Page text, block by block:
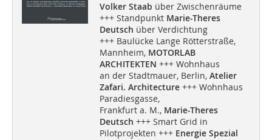
Volker Staab über Zwischenräume
+++ Standpunkt Marie-Theres
Deutsch über Verdichtung
+++ Baulücke Lange Rötterstraße,
Mannheim, MOTORLAB
ARCHITEKTEN +++ Wohnhaus
an der Stadtmauer, Berlin,Atelier
Zafari. Architecture+++ Wohnhaus
Paradiesgasse,
Frankfurt a. M., Marie-Theres
Deutsch +++ Smart Grid in
Pilotprojekten +++ Energie Spezial